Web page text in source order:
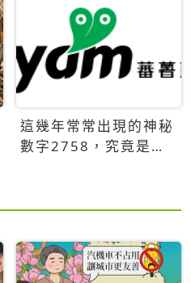
這幾年常常出現的神秘
數字2758，究竟是什